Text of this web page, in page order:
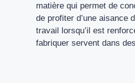
matière qui permet de
de profiter d’une aisance
travail lorsqu’il est
fabriquer servent dans